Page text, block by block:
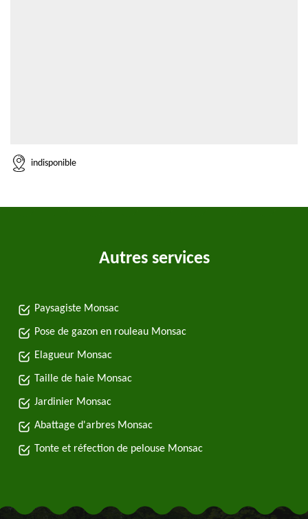
indisponible
Autres services
Paysagiste Monsac
Pose de gazon en rouleau Monsac
Elagueur Monsac
Taille de haie Monsac
Jardinier Monsac
Abattage d'arbres Monsac
Tonte et réfection de pelouse Monsac